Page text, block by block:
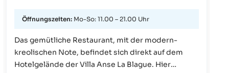
Öffnungszeiten: Mo-So: 11.00 – 21.00 Uhr
Das gemütliche Restaurant, mit der modern-
kreolischen Note, befindet sich direkt auf dem
Hotelgelände der Villa Anse La Blague. Hier